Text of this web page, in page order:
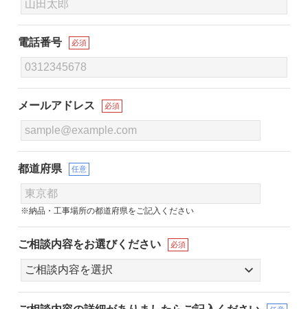
電話番号 必須
メールアドレス 必須
都道府県 任意
※納品・工事場所の都道府県をご記入ください
ご相談内容をお選びください 必須